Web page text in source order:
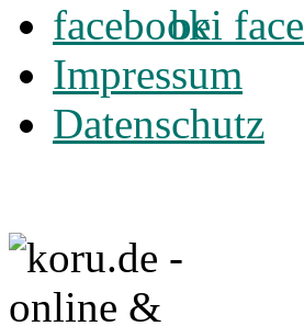
bei
Impressum
Datenschutz